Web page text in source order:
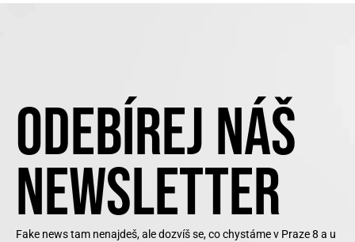
ODEBÍREJ NÁŠ
NEWSLETTER
Fake news tam nenajdeš, ale dozvíš se, co chystáme v Praze 8 a u